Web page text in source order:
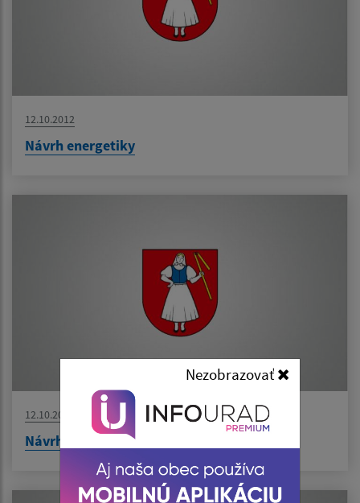
Nezobrazovať
12.10.2012
Návrh energetiky
12.10.2012
Návrh vodného hospodárstva